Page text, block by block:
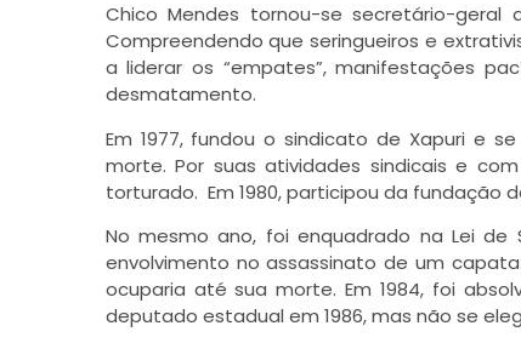
Chico Mendes tornou-se secretário-geral
Compreendendo que seringueiros e
a liderar os “empates”, manifestações
desmatamento.
Em 1977, fundou o sindicato de Xapuri e
morte. Por suas atividades sindicais e
torturado. Em 1980, participou da fundação
No mesmo ano, foi enquadrado na Lei
envolvimento no assassinato de um
ocuparia até sua morte. Em 1984, foi
deputado estadual em 1986, mas não se